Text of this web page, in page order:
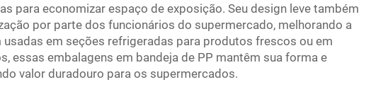
para economizar espaço de exposição. Seu design leve também
por parte dos funcionários do supermercado, melhorando a
usadas em seções refrigeradas para produtos frescos ou em
essas embalagens em bandeja de PP mantêm sua forma e
valor duradouro para os supermercados.